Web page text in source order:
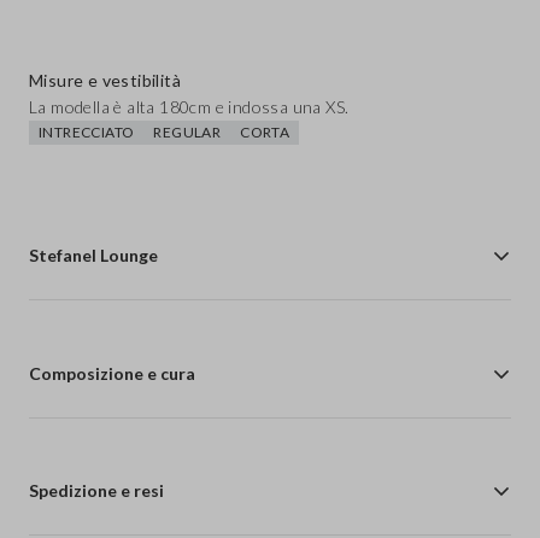
Misure e vestibilità
La modella è alta 180cm e indossa una XS.
INTRECCIATO REGULAR CORTA
Stefanel Lounge
Composizione e cura
Spedizione e resi